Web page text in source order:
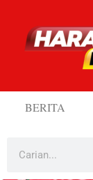
BERITA